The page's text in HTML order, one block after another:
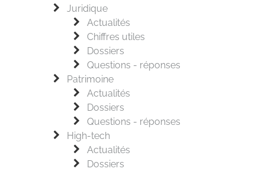
Juridique
Actualités
Chiffres utiles
Dossiers
Questions - réponses
Patrimoine
Actualités
Dossiers
Questions - réponses
High-tech
Actualités
Dossiers